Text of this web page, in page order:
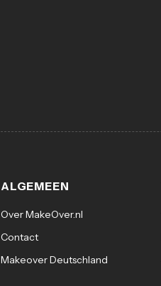
ALGEMEEN
Over MakeOver.nl
Contact
Makeover Deutschland